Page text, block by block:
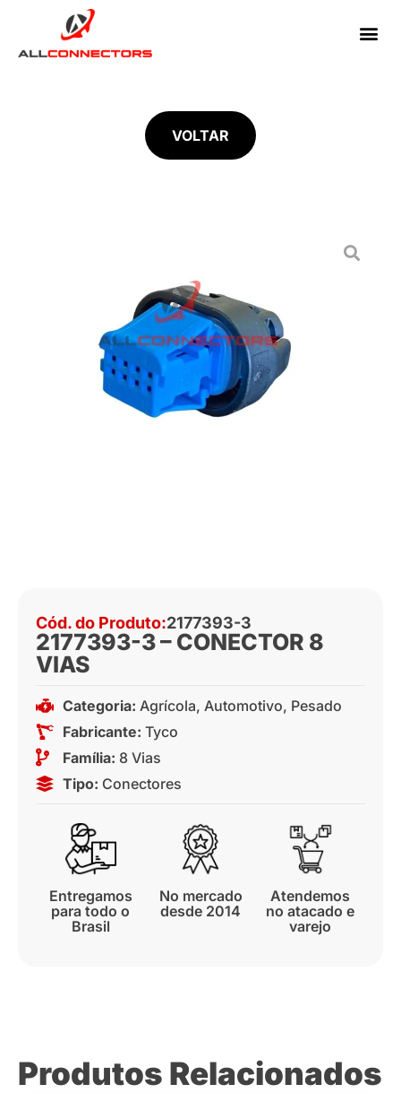
VOLTAR
Cód. do Produto:2177393-3
2177393-3 – CONECTOR 8
VIAS
Categoria: Agrícola, Automotivo, Pesado
Fabricante: Tyco
Família: 8 Vias
Tipo: Conectores
Entregamos
para todo o
Brasil
No mercado
desde 2014
Atendemos
no atacado e
varejo
Produtos Relacionados